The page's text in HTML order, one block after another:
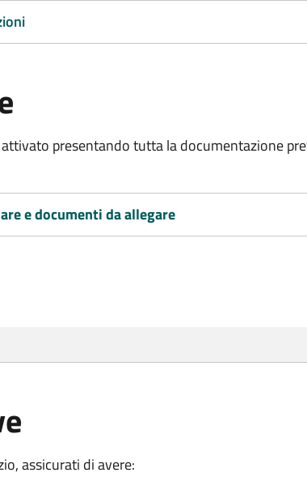
presentando tutta la documentazione
e documenti da allegare
assicurati di avere: